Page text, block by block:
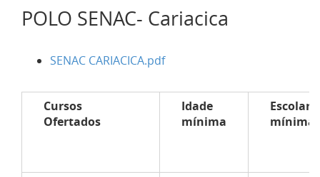
POLO SENAC- Cariacica
SENAC CARIACICA.pdf
Cursos
Ofertados
Idade
mínima
mínima